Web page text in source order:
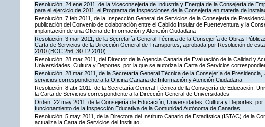
Resolución, 24 ene 2011, de la Viceconsejería de Industria y Energía de la Consejería de
para el ejercicio de 2011, el Programa de Inspecciones de la Consejería en materia de
Resolución, 7 feb 2011, de la Inspección General de Servicios de la Consejería de
publicación del Convenio de colaboración entre el Cabildo Insular de Fuerteventura y la
implantación de una Oficina de Información y Atención Ciudadana
Resolución, 3 mar 2011, de la Secretaría General Técnica de la Consejería de Obras
Carta de Servicios de la Dirección General de Transportes, aprobada por Resolución de
2010 (BOC 256, 30.12.2010)
Resolución, 28 mar 2011, del Director de la Agencia Canaria de Evaluación de la Calidad y
Universidades, Cultura y Deportes, por la que se autoriza la Carta de Servicios
Resolución, 28 mar 2011, de la Secretaría General Técnica de la Consejería de
servicios correspondiente a la Oficina Canaria de Información y Atención Ciudadana
Resolución, 8 abr 2011, de la Secretaría General Técnica de la Consejería de Educación,
la Carta de Servicios correspondiente a la Dirección General de Universidades
Orden, 22 may 2011, de la Consejería de Educación, Universidades, Cultura y Deportes,
funcionamiento de la Inspección Educativa de la Comunidad Autónoma de Canarias
Resolución, 5 may 2011, de la Directora del Instituto Canario de Estadística (ISTAC) de la
actualiza la Carta de Servicios del Instituto